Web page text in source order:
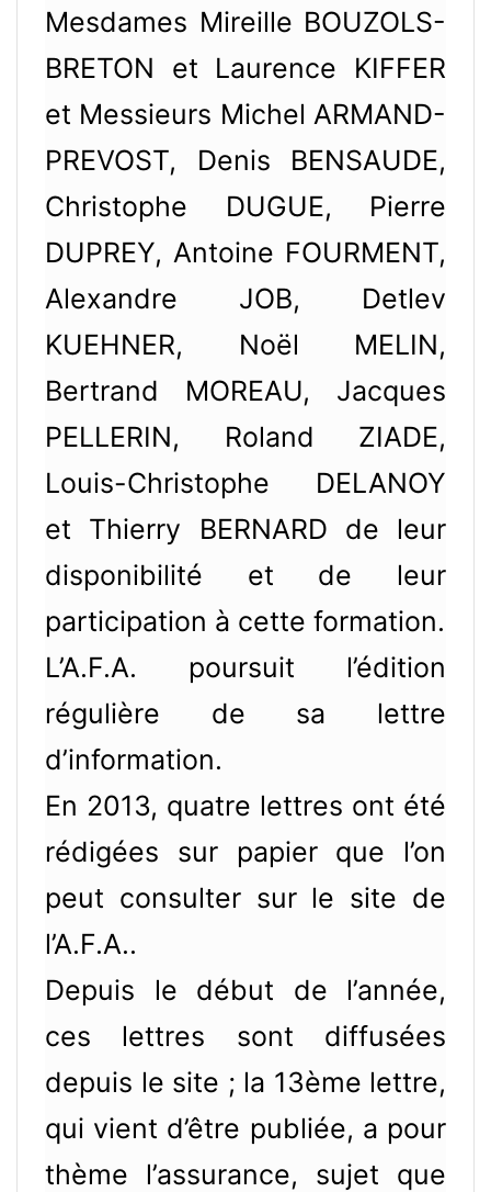
Mesdames Mireille BOUZOLS-
BRETON et Laurence KIFFER
et Messieurs Michel ARMAND-
PREVOST, Denis BENSAUDE,
Christophe DUGUE, Pierre
DUPREY, Antoine FOURMENT,
Alexandre JOB, Detlev
KUEHNER, Noël MELIN,
Bertrand MOREAU, Jacques
PELLERIN, Roland ZIADE,
Louis-Christophe DELANOY
et Thierry BERNARD de leur
disponibilité et de leur
participation à cette formation.
L’A.F.A. poursuit l’édition
régulière de sa lettre
d’information.
En 2013, quatre lettres ont été
rédigées sur papier que l’on
peut consulter sur le site de
l’A.F.A..
Depuis le début de l’année,
ces lettres sont diffusées
depuis le site ; la 13ème lettre,
qui vient d’être publiée, a pour
thème l’assurance, sujet que